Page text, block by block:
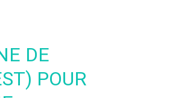
DE
POUR